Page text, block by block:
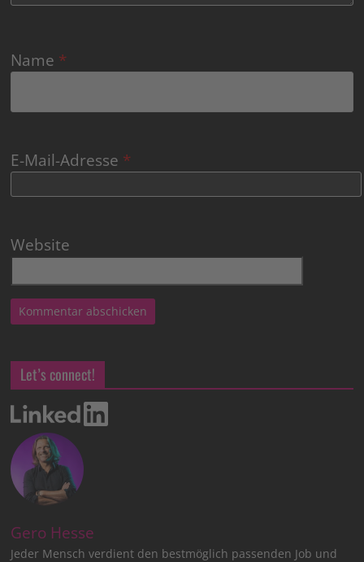
Name *
E-Mail-Adresse *
Website
Let’s connect!
Gero Hesse
Jeder Mensch verdient den bestmöglich passenden Job und